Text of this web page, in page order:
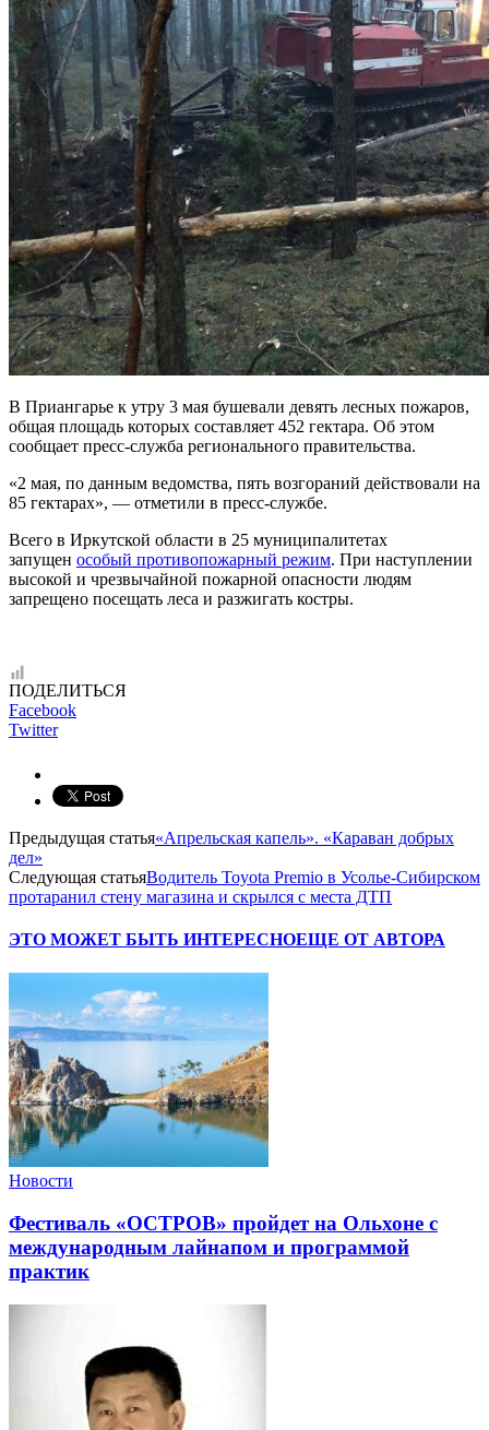
В Приангарье к утру 3 мая бушевали девять лесных пожаров,
общая площадь которых составляет 452 гектара. Об этом
сообщает пресс-служба регионального правительства.
«2 мая, по данным ведомства, пять возгораний действовали на
85 гектарах», — отметили в пресс-службе.
Всего в Иркутской области в 25 муниципалитетах
запущен особый противопожарный режим. При наступлении
высокой и чрезвычайной пожарной опасности людям
запрещено посещать леса и разжигать костры.
ПОДЕЛИТЬСЯ
Facebook
Twitter
Предыдущая статья«Апрельская капель». «Караван добрых
дел»
Следующая статьяВодитель Toyota Premio в Усолье-Сибирском
протаранил стену магазина и скрылся с места ДТП
ЭТО МОЖЕТ БЫТЬ ИНТЕРЕСНОЕЩЕ ОТ АВТОРА
Новости
Фестиваль «ОСТРОВ» пройдет на Ольхоне с
международным лайнапом и программой
практик